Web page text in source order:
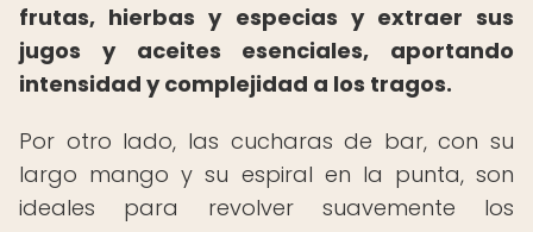
frutas, hierbas y especias y extraer sus
jugos y aceites esenciales, aportando
intensidad y complejidad a los tragos.
Por otro lado, las cucharas de bar, con su
largo mango y su espiral en la punta, son
ideales para revolver suavemente los